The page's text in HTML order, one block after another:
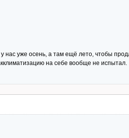
уже осень, а там ещё лето, чтобы
на себе вообще не испытал.